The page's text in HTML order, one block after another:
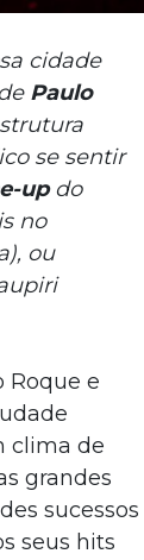
cidade
Paulo
se sentir
updo
no
ou
Roque e
clima de
grandes
sucessos
seus hits